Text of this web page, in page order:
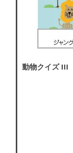
動物クイズ III